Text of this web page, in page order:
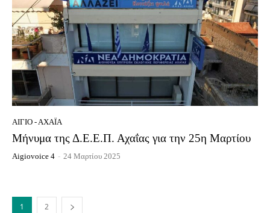
ΑΊΓΙΟ - ΑΧΑΪ́Α
Μήνυμα της Δ.Ε.Ε.Π. Αχαΐας για την 25η Μαρτίου
Aigiovoice 4 - 24 Μαρτίου 2025
1 2